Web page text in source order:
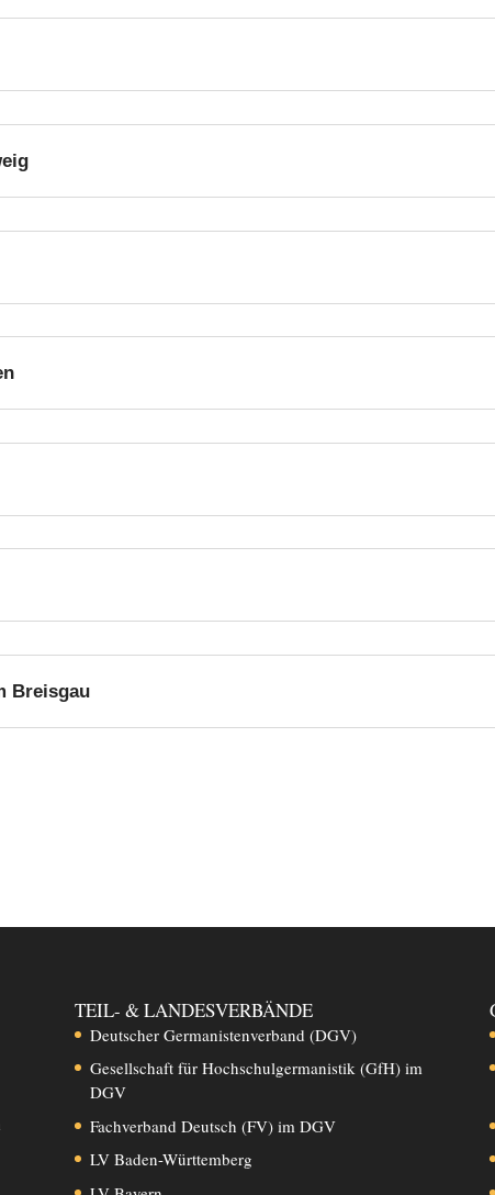
Breisgau
TEIL- & LANDESVERBÄNDE
Deutscher Germanistenverband (DGV)
Gesellschaft für Hochschulgermanistik (GfH) im
DGV
Fachverband Deutsch (FV) im DGV
LV Baden-Württemberg